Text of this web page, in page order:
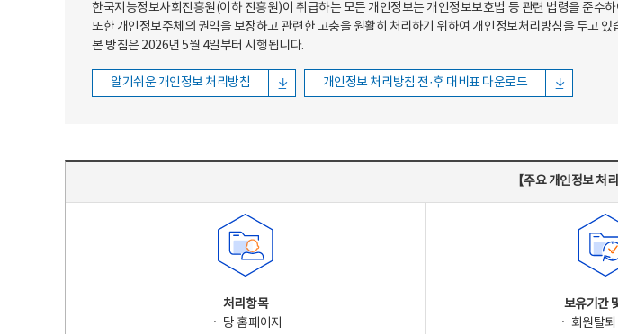
한국지능정보사회진흥원(이하 진흥원)이 취급하는 모든 개인정보는 개인정보보호법 등 관련 법령을 준수
또한 개인정보주체의 권익을 보장하고 관련한 고충을 원활히 처리하기 위하여 개인정보처리방침을 두고 있
본 방침은 2026년 5월 4일부터 시행됩니다.
알기쉬운 개인정보 처리방침 개인정보 처리방침 전·후 대비표 다운로드
【주요 개인정보 처
처리항목
ㆍ 당 홈페이지
보유기간
ㆍ 회원탈퇴